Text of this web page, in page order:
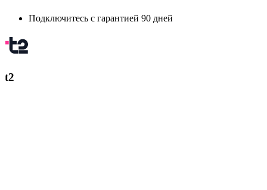
Подключитесь с гарантией 90 дней
t2